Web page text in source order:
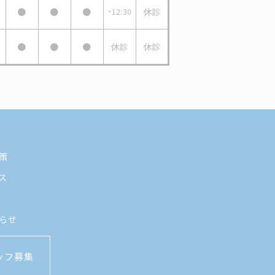
● ● ● ~12:30 休診
● ● ● 休診 休診
せ
フ募集